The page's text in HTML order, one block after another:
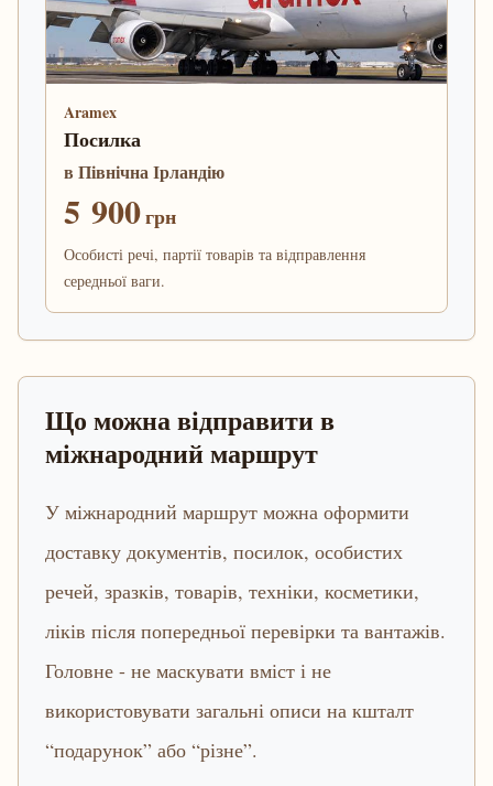
Aramex
Посилка
в Північна Ірландію
5 900грн
Особисті речі, партії товарів та відправлення
середньої ваги.
Що можна відправити в
міжнародний маршрут
У міжнародний маршрут можна оформити
доставку документів, посилок, особистих
речей, зразків, товарів, техніки, косметики,
ліків після попередньої перевірки та вантажів.
Головне - не маскувати вміст і не
використовувати загальні описи на кшталт
“подарунок” або “різне”.